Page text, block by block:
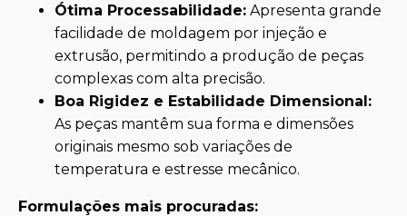
Ótima Processabilidade: Apresenta grande
facilidade de moldagem por injeção e
extrusão, permitindo a produção de peças
complexas com alta precisão.
Boa Rigidez e Estabilidade Dimensional:
As peças mantêm sua forma e dimensões
originais mesmo sob variações de
temperatura e estresse mecânico.
Formulações mais procuradas: